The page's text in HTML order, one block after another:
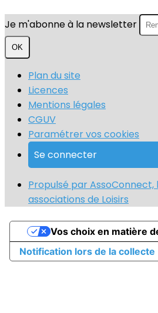
Je m'abonne à la newsletter
OK
Plan du site
Licences
Mentions légales
CGUV
Paramétrer vos cookies
Se connecter
Propulsé par AssoConnect,
associations de Loisirs
Notification lors de la collecte
Vos choix en matière